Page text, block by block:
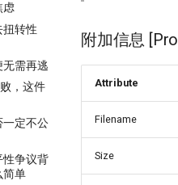
虑
转性
需再逃
，这件
一定不公
性争议背
简单
附加信息
Attribute
Filename
Size